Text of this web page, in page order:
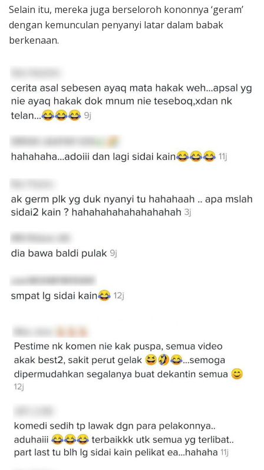
Selain itu, mereka juga berseloroh kononnya ‘geram’
dengan kemunculan penyanyi latar dalam babak
berkenaan.